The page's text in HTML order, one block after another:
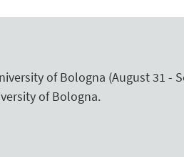
of Bologna (August 31 -
of Bologna.